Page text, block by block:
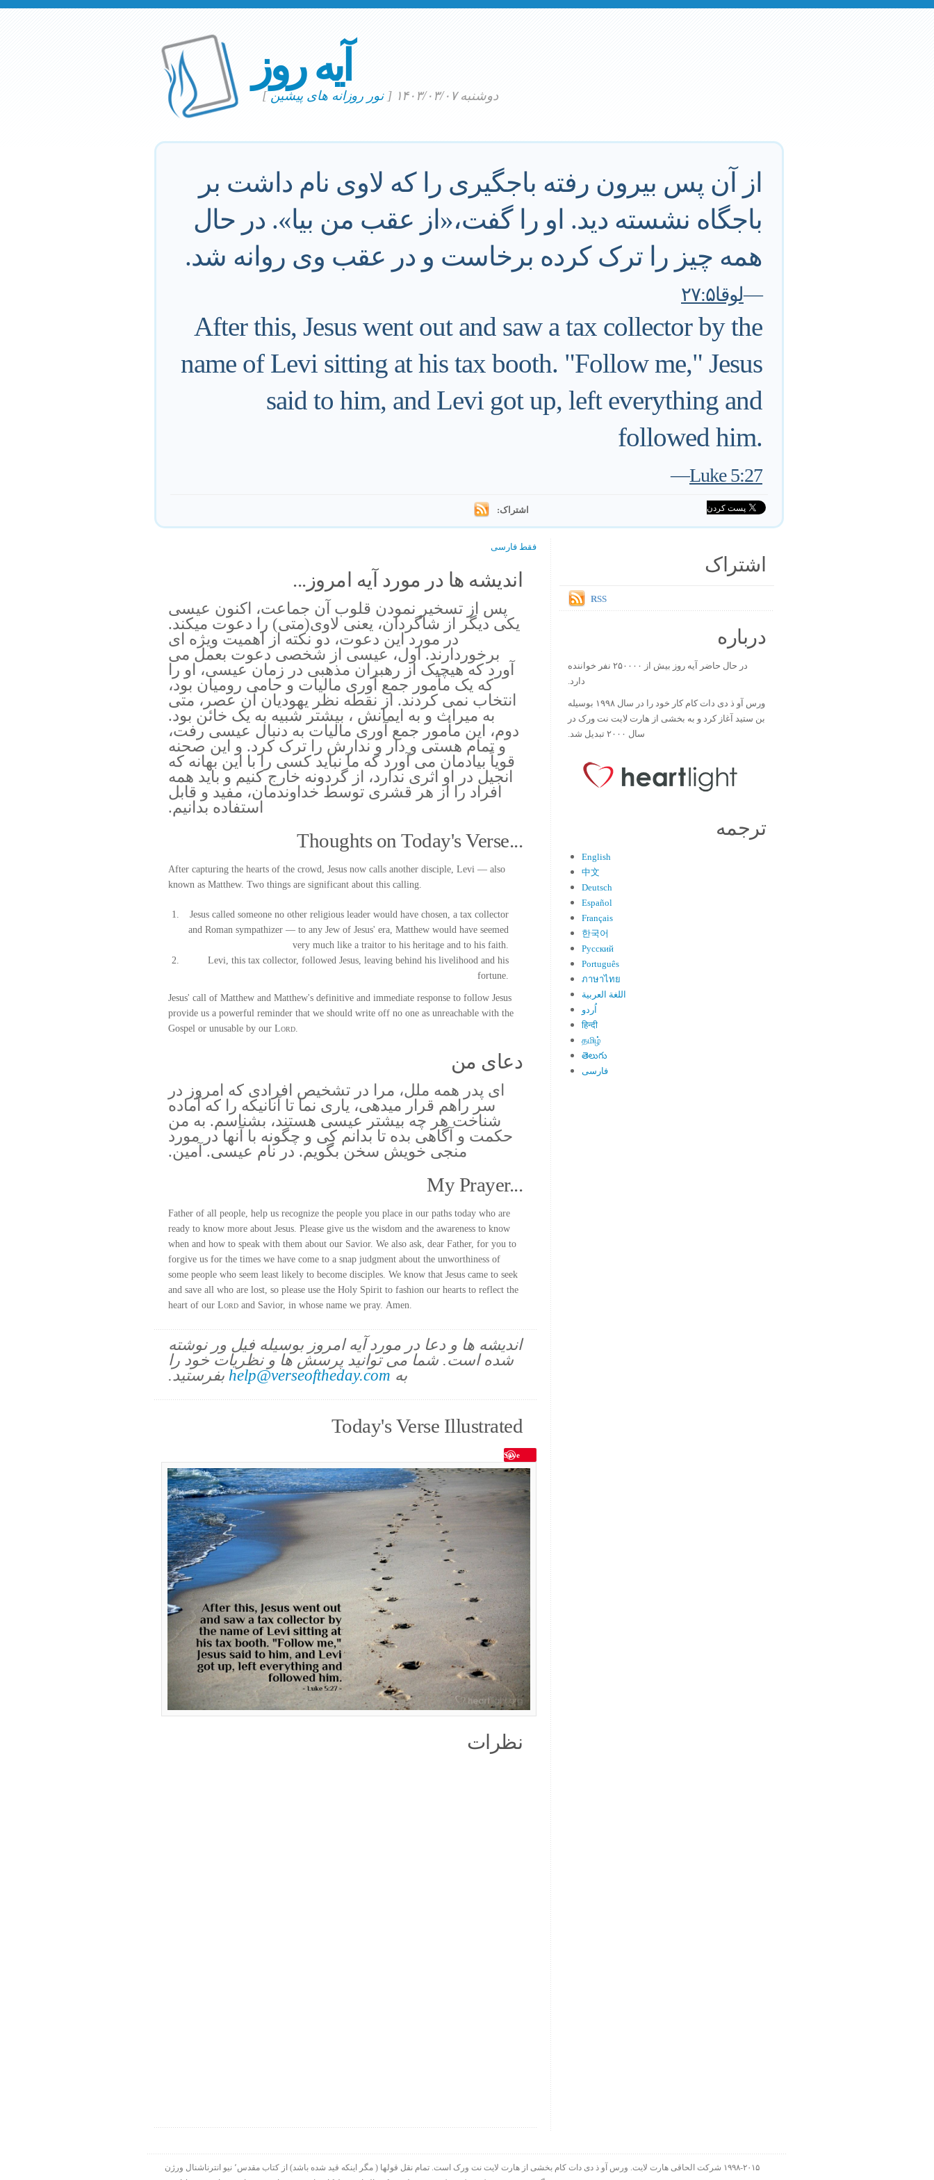
آیه روز
دوشنبه ۱۴۰۳/۰۳/۰۷ [نور روزانه های پیشین]
از آن پس بیرون رفته باجگیری را که لاوی نام داشت بر
باجگاه نشسته دید. او را گفت،«از عقب من بیا». در حال
همه چیز را ترک کرده برخاست و در عقب وی روانه شد.
—لوقا۲۷:۵
After this, Jesus went out and saw a tax collector by the
name of Levi sitting at his tax booth. "Follow me," Jesus
said to him, and Levi got up, left everything and
followed him.
—Luke 5:27
اشتراک:
فقط فارسی
اندیشه ها در مورد آیه امروز...
پس از تسخیر نمودن قلوب آن جماعت، اکنون عیسی
یکی دیگر از شاگردان، یعنی لاوی(متی) را دعوت میکند.
در مورد این دعوت، دو نکته از اهمیت ویژه ای
برخوردارند. اول، عیسی از شخصی دعوت بعمل می
آورد که هیچیک از رهبران مذهبی در زمان عیسی، او را
که یک مأمور جمع آوری مالیات و حامی رومیان بود،
انتخاب نمی کردند. از نقطه نظر یهودیان آن عصر، متی
به میراث و به ایمانش ، بیشتر شبیه به یک خائن بود.
دوم، این مأمور جمع آوری مالیات به دنبال عیسی رفت،
و تمام هستی و دار و ندارش را ترک کرد. و این صحنه
قویاً بیادمان می آورد که ما نباید کسی را با این بهانه که
انجیل در او اثری ندارد، از گردونه خارج کنیم و باید همه
افراد را از هر قشری توسط خداوندمان، مفید و قابل
استفاده بدانیم.
Thoughts on Today's Verse...
After capturing the hearts of the crowd, Jesus now calls another disciple, Levi — also
known as Matthew. Two things are significant about this calling.
Jesus called someone no other religious leader would have chosen, a tax collector
and Roman sympathizer — to any Jew of Jesus' era, Matthew would have seemed
very much like a traitor to his heritage and to his faith.
Levi, this tax collector, followed Jesus, leaving behind his livelihood and his
fortune.
Jesus' call of Matthew and Matthew's definitive and immediate response to follow Jesus
provide us a powerful reminder that we should write off no one as unreachable with the
Gospel or unusable by our Lord.
دعای من
ای پدر همه ملل، مرا در تشخیص افرادی که امروز در
سر راهم قرار میدهی، یاری نما تا آنانیکه را که آماده
شناخت هر چه بیشتر عیسی هستند، بشناسم. به من
حکمت و آگاهی بده تا بدانم کِی و چگونه با آنها در مورد
منجی خویش سخن بگویم. در نام عیسی. آمین.
My Prayer...
Father of all people, help us recognize the people you place in our paths today who are
ready to know more about Jesus. Please give us the wisdom and the awareness to know
when and how to speak with them about our Savior. We also ask, dear Father, for you to
forgive us for the times we have come to a snap judgment about the unworthiness of
some people who seem least likely to become disciples. We know that Jesus came to seek
and save all who are lost, so please use the Holy Spirit to fashion our hearts to reflect the
heart of our Lord and Savior, in whose name we pray. Amen.
اندیشه ها و دعا در مورد آیه امروز بوسیله فیل ور نوشته
شده است. شما می توانید پرسش ها و نظریات خود را
بهhelp@verseoftheday.com بفرستید.
Today's Verse Illustrated
Save
نظرات
اشتراک
RSS
درباره
در حال حاضر آیه روز بیش از ۲۵۰۰۰۰ نفر خواننده
دارد.
ورس آو ذ دی دات کام کار خود را در سال ۱۹۹۸ بوسیله
بن ستید آغاز کرد و به بخشی از هارت لایت نت ورک در
سال ۲۰۰۰ تبدیل شد.
ترجمه
English
中文
Deutsch
Español
Français
한국어
Русский
Português
ภาษาไทย
اللغة العربية
اُردو
हिन्दी
தமிழ்
తెలుగు
فارسی
۱۹۹۸-۲۰۱۵ شرکت الحاقی هارت لایت. ورس آو ذ دی دات کام بخشی از هارت لایت نت ورک است. تمام نقل قولها ( مگر اینکه قید شده باشد) از کتاب مقدس٬ نیو انترناشنال ورژن